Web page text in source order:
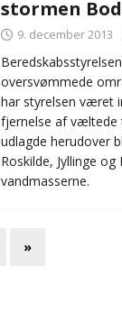
stormen
9. december 2013
oversvømmede
har styrelsen været
fjernelse af væltede
udlagde herudover
Roskilde, Jyllinge
vandmasserne.
»